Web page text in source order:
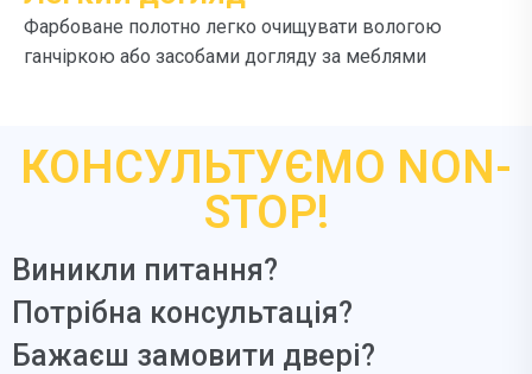
Фарбоване полотно легко очищувати вологою
ганчіркою або засобами догляду за меблями
КОНСУЛЬТУЄМО NON-
STOP!
Виникли питання?
Потрібна консультація?
Бажаєш замовити двері?